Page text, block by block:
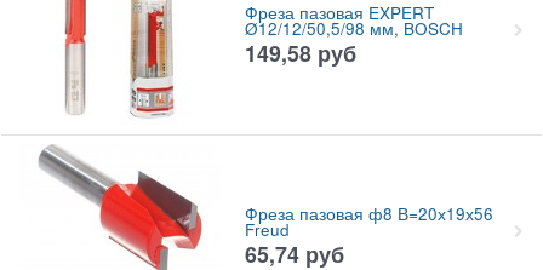
Фреза пазовая EXPERT
Ø12/12/50,5/98 мм, BOSCH
149,58 руб
Фреза пазовая ф8 В=20х19х56
Freud
65,74 руб